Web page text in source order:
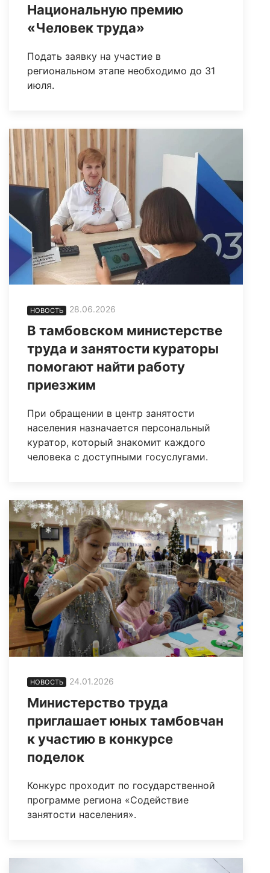
Национальную премию
«Человек труда»
Подать заявку на участие в
региональном этапе необходимо до 31
июля.
НОВОСТЬ 28.06.2026
В тамбовском министерстве
труда и занятости кураторы
помогают найти работу
приезжим
При обращении в центр занятости
населения назначается персональный
куратор, который знакомит каждого
человека с доступными госуслугами.
НОВОСТЬ 24.01.2026
Министерство труда
приглашает юных тамбовчан
к участию в конкурсе
поделок
Конкурс проходит по государственной
программе региона «Содействие
занятости населения».